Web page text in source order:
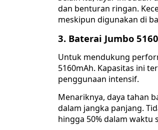
dan benturan ringan.
meskipun digunakan di
3. Baterai Jumbo
Untuk mendukung
5160mAh. Kapasitas ini
penggunaan intensif.
Menariknya, daya tahan
dalam jangka panjang.
hingga 50% dalam waktu